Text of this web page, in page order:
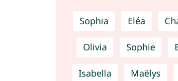
Sophia Eléa
Olivia Sophie
Isabella Maëlys